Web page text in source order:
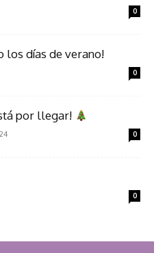
0
los días de verano!
0
por llegar!
0
0